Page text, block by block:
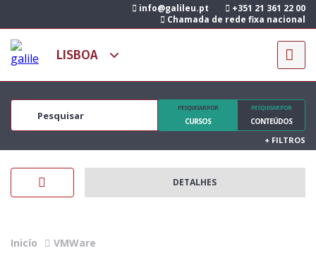
info@galileu.pt
+351 21 361 22 00
Chamada de rede fixa nacional
PESQUISAR POR
CURSOS
PESQUISAR POR
CONTEÚDOS
+ FILTROS
DETALHES
Inicío VMWare